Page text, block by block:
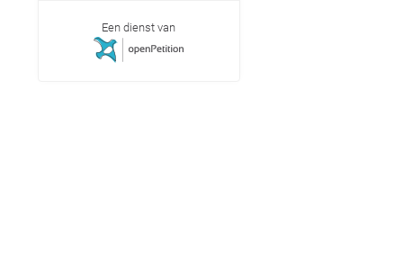
Een dienst van